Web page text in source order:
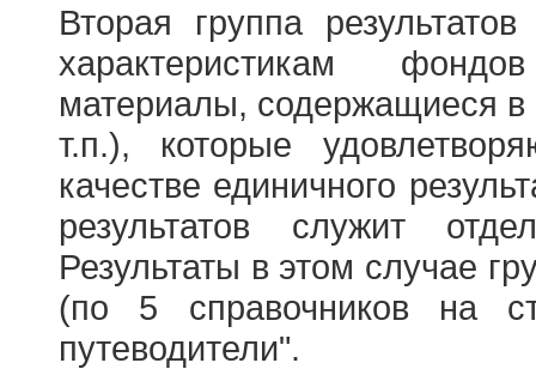
Вторая группа
характеристикам
материалы, содержащиеся в
т.п.), которые
качестве единичного
результатов служит
Результаты в этом случае
(по 5 справочников на
путеводители".